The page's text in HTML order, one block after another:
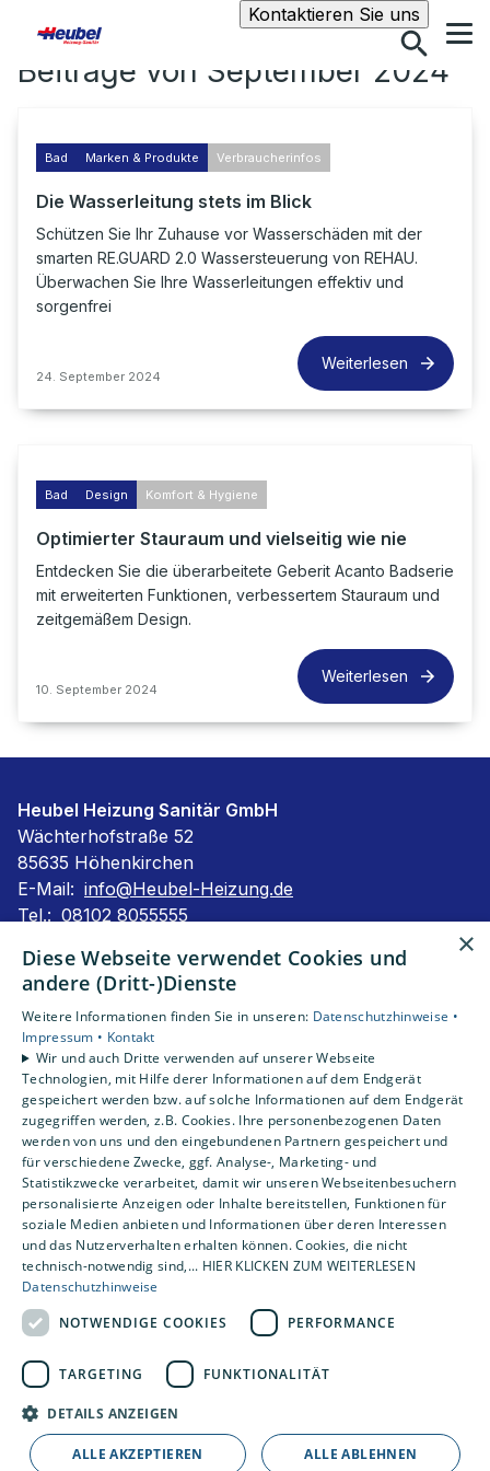
Kontaktieren Sie unsSuche
Beiträge von September 2024
Bad Marken & Produkte Verbraucherinfos
Die Wasserleitung stets im Blick
Schützen Sie Ihr Zuhause vor Wasserschäden mit der
smarten RE.GUARD 2.0 Wassersteuerung von REHAU.
Überwachen Sie Ihre Wasserleitungen effektiv und
sorgenfrei
24. September 2024
Weiterlesen
Bad Design Komfort & Hygiene
Optimierter Stauraum und vielseitig wie nie
Entdecken Sie die überarbeitete Geberit Acanto Badserie
mit erweiterten Funktionen, verbessertem Stauraum und
zeitgemäßem Design.
10. September 2024
Weiterlesen
Heubel Heizung Sanitär GmbH
Wächterhofstraße 52
85635 Höhenkirchen
E-Mail: info@Heubel-Heizung.de
Tel.: 08102 8055555
Impressum
Barrierefreiheitserklärung
AGB
Unsere Bereiche
Privatkunden
Karriere
Unternehmen
Kontakt
×
Diese Webseite verwendet Cookies und
andere (Dritt-)Dienste
Weitere Informationen finden Sie in unseren: Datenschutzhinweise •
Impressum • Kontakt
Wir und auch Dritte verwenden auf unserer Webseite
Technologien, mit Hilfe derer Informationen auf dem Endgerät
gespeichert werden bzw. auf solche Informationen auf dem Endgerät
zugegriffen werden, z.B. Cookies. Ihre personenbezogenen Daten
werden von uns und den eingebundenen Partnern gespeichert und
für verschiedene Zwecke, ggf. Analyse-, Marketing- und
Statistikzwecke verarbeitet, damit wir unseren Webseitenbesuchern
personalisierte Anzeigen oder Inhalte bereitstellen, Funktionen für
soziale Medien anbieten und Informationen über deren Interessen
und das Nutzerverhalten erhalten können. Cookies, die nicht
technisch-notwendig sind,... HIER KLICKEN ZUM WEITERLESEN
Datenschutzhinweise
NOTWENDIGE COOKIES
PERFORMANCE
TARGETING FUNKTIONALITÄT
DETAILS ANZEIGEN
ALLE AKZEPTIEREN ALLE ABLEHNEN